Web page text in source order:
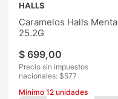
HALLS
Caramelos Halls Menta
25.2G
$ 699,00
Precio sin impuestos
nacionales: $577
Mínimo12 unidades